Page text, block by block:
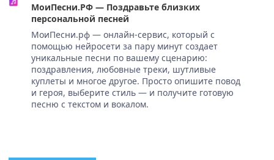
МоиПесни.РФ — Поздравьте близких
персональной песней
МоиПесни.рф — онлайн-сервис, который с
помощью нейросети за пару минут создает
уникальные песни по вашему сценарию:
поздравления, любовные треки, шутливые
куплеты и многое другое. Просто опишите повод
и героя, выберите стиль — и получите готовую
песню с текстом и вокалом.